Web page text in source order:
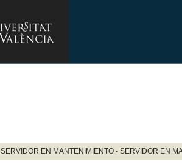
SERVIDOR EN MANTENIMIENTO - SERVIDOR EN